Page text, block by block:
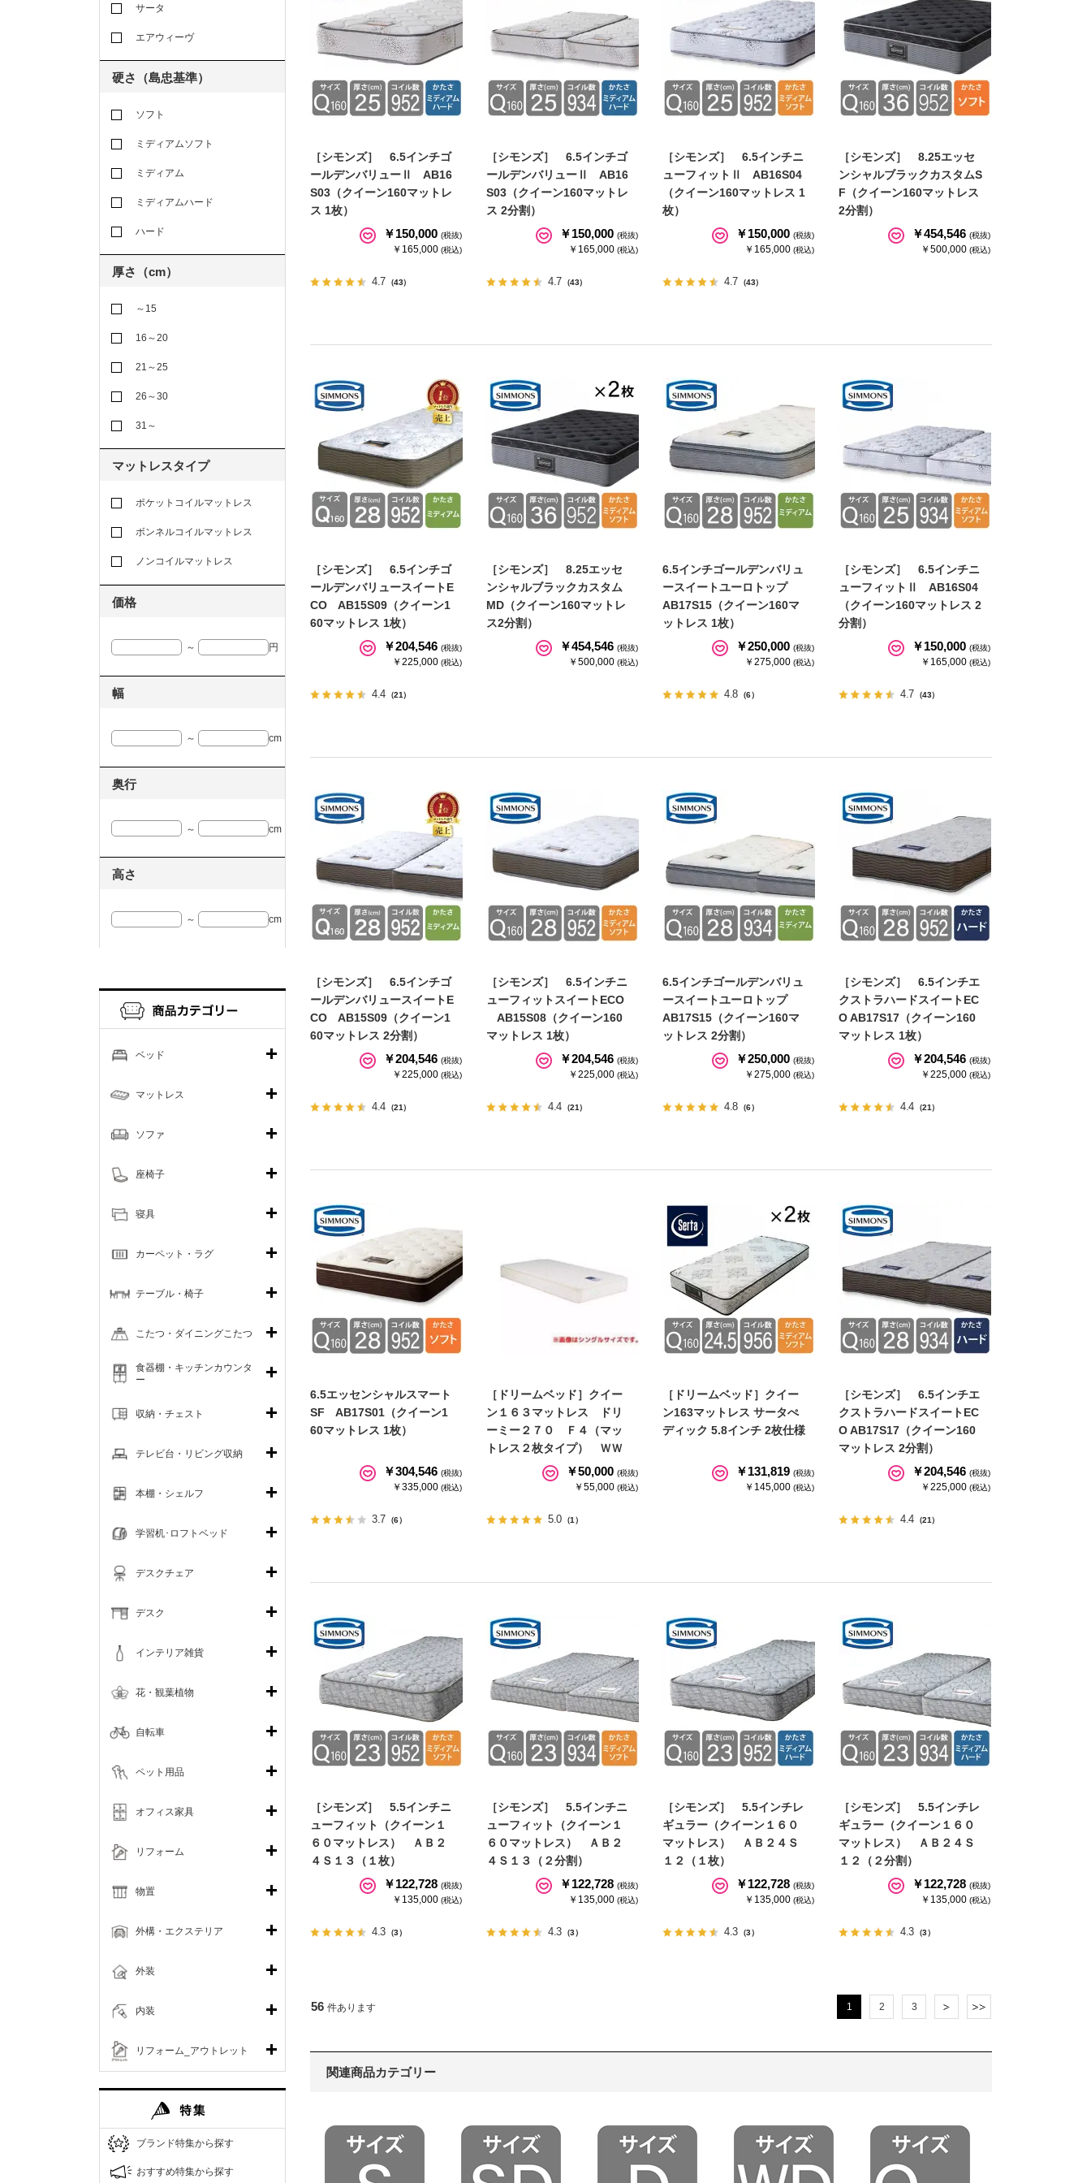
［シモンズ］ 6.5インチゴ
ールデンバリューⅡ AB16
S03（クイーン160マットレ
ス 1枚）
￥150,000 (税抜)
￥165,000 (税込)
4.7 （43）
［シモンズ］ 6.5インチゴ
ールデンバリューⅡ AB16
S03（クイーン160マットレ
ス 2分割）
￥150,000 (税抜)
￥165,000 (税込)
4.7 （43）
［シモンズ］ 6.5インチニ
ューフィットⅡ AB16S04
（クイーン160マットレス 1
枚）
￥150,000 (税抜)
￥165,000 (税込)
4.7 （43）
［シモンズ］ 8.25エッセ
ンシャルブラックカスタムS
F（クイーン160マットレス
2分割）
￥454,546 (税抜)
￥500,000 (税込)
［シモンズ］ 6.5インチゴ
ールデンバリュースイートE
CO AB15S09（クイーン1
60マットレス 1枚）
￥204,546 (税抜)
￥225,000 (税込)
4.4 （21）
［シモンズ］ 8.25エッセ
ンシャルブラックカスタム
MD（クイーン160マットレ
ス2分割）
￥454,546 (税抜)
￥500,000 (税込)
6.5インチゴールデンバリュ
ースイートユーロトップ
AB17S15（クイーン160マ
ットレス 1枚）
￥250,000 (税抜)
￥275,000 (税込)
4.8 （6）
［シモンズ］ 6.5インチニ
ューフィットⅡ AB16S04
（クイーン160マットレス 2
分割）
￥150,000 (税抜)
￥165,000 (税込)
4.7 （43）
［シモンズ］ 6.5インチゴ
ールデンバリュースイートE
CO AB15S09（クイーン1
60マットレス 2分割）
￥204,546 (税抜)
￥225,000 (税込)
4.4 （21）
［シモンズ］ 6.5インチニ
ューフィットスイートECO
AB15S08（クイーン160
マットレス 1枚）
￥204,546 (税抜)
￥225,000 (税込)
4.4 （21）
6.5インチゴールデンバリュ
ースイートユーロトップ
AB17S15（クイーン160マ
ットレス 2分割）
￥250,000 (税抜)
￥275,000 (税込)
4.8 （6）
［シモンズ］ 6.5インチエ
クストラハードスイートEC
O AB17S17（クイーン160
マットレス 1枚）
￥204,546 (税抜)
￥225,000 (税込)
4.4 （21）
6.5エッセンシャルスマート
SF AB17S01（クイーン1
60マットレス 1枚）
￥304,546 (税抜)
￥335,000 (税込)
3.7 （6）
［ドリームベッド］クイー
ン１６３マットレス ドリ
ーミー２７０ Ｆ４（マッ
トレス２枚タイプ） ＷＷ
￥50,000 (税抜)
￥55,000 (税込)
5.0 （1）
［ドリームベッド］クイー
ン163マットレス サータぺ
ディック 5.8インチ 2枚仕様
￥131,819 (税抜)
￥145,000 (税込)
［シモンズ］ 6.5インチエ
クストラハードスイートEC
O AB17S17（クイーン160
マットレス 2分割）
￥204,546 (税抜)
￥225,000 (税込)
4.4 （21）
［シモンズ］ 5.5インチニ
ューフィット（クイーン１
６０マットレス） ＡＢ２
４Ｓ１３（１枚）
￥122,728 (税抜)
￥135,000 (税込)
4.3 （3）
［シモンズ］ 5.5インチニ
ューフィット（クイーン１
６０マットレス） ＡＢ２
４Ｓ１３（２分割）
￥122,728 (税抜)
￥135,000 (税込)
4.3 （3）
［シモンズ］ 5.5インチレ
ギュラー（クイーン１６０
マットレス） ＡＢ２４Ｓ
１２（１枚）
￥122,728 (税抜)
￥135,000 (税込)
4.3 （3）
［シモンズ］ 5.5インチレ
ギュラー（クイーン１６０
マットレス） ＡＢ２４Ｓ
１２（２分割）
￥122,728 (税抜)
￥135,000 (税込)
4.3 （3）
56 件あります 1 2 3
関連商品カテゴリー
価格
～ 円
幅
～ cm
奥行
～ cm
高さ
～ cm
サータ
エアウィーヴ
硬さ（島忠基準）
ソフト
ミディアムソフト
ミディアム
ミディアムハード
ハード
厚さ（cm）
～15
16～20
21～25
26～30
31～
マットレスタイプ
ポケットコイルマットレス
ボンネルコイルマットレス
ノンコイルマットレス
ベッド
マットレス
ソファ
寝具
座椅子
カーペット・ラグ
テーブル・椅子
こたつ・ダイニングこたつ
食器棚・キッチンカウンタ
ー
収納・チェスト
テレビ台・リビング収納
本棚・シェルフ
学習机･ロフトベッド
デスクチェア
デスク
インテリア雑貨
花・観葉植物
自転車
ペット用品
オフィス家具
リフォーム
リフォーム_アウトレット
物置
外構・エクステリア
外装
内装
ブランド特集から探す
おすすめ特集から探す